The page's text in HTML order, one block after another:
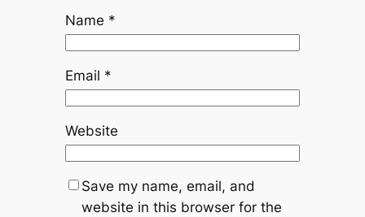
Name *
Email *
Website
Save my name, email, and
website in this browser for the